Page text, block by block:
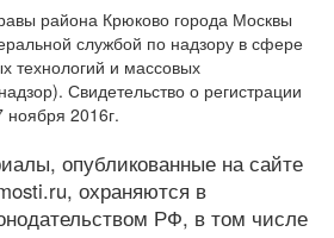
района Крюково города Москвы
службой по надзору в сфере
технологий и массовых
Свидетельство о регистрации
2016г.
опубликованные на сайте
охраняются в
РФ, в том числе